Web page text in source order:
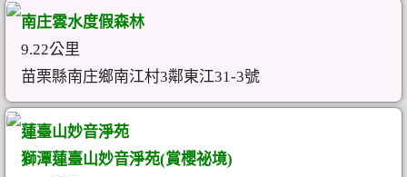
南庄雲水度假森林
9.22公里
苗栗縣南庄鄉南江村3鄰東江31-3號
蓮臺山妙音淨苑
獅潭蓮臺山妙音淨苑(賞櫻祕境)